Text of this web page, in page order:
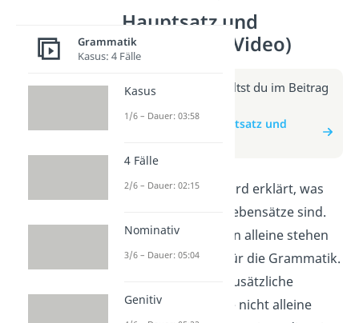
Hauptsatz und
Nebensatz (Video)
Weitere Infos erhältst du im Beitrag
zum Beitrag: Hauptsatz und
In diesem Video wird erklärt, was
Hauptsätze und Nebensätze sind.
Hauptsätze können alleine stehen
und sind wichtig für die Grammatik.
Nebensätze sind zusätzliche
Informationen, die nicht alleine
Grammatik
Kasus: 4 Fälle
Kasus
1/6 – Dauer: 03:58
4 Fälle
2/6 – Dauer: 02:15
Nominativ
3/6 – Dauer: 05:04
Genitiv